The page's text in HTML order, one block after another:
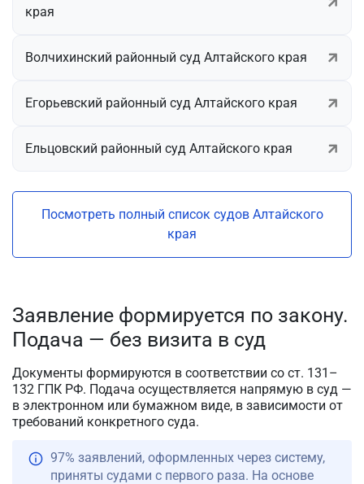
края
Волчихинский районный суд Алтайского края
Егорьевский районный суд Алтайского края
Ельцовский районный суд Алтайского края
Посмотреть полный список судов Алтайского
края
Заявление формируется по закону.
Подача — без визита в суд
Документы формируются в соответствии со ст. 131–
132 ГПК РФ. Подача осуществляется напрямую в суд —
в электронном или бумажном виде, в зависимости от
требований конкретного суда.
97% заявлений, оформленных через систему,
приняты судами с первого раза. На основе